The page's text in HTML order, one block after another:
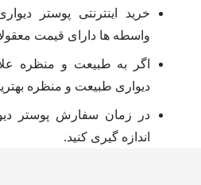
خرید اینترنتی پوستر
واسطه ها دارای قیمت
اگر به طبیعت و منظره
دیواری طبیعت و منظره
در زمان سفارش پوستر
اندازه گیری کنید.